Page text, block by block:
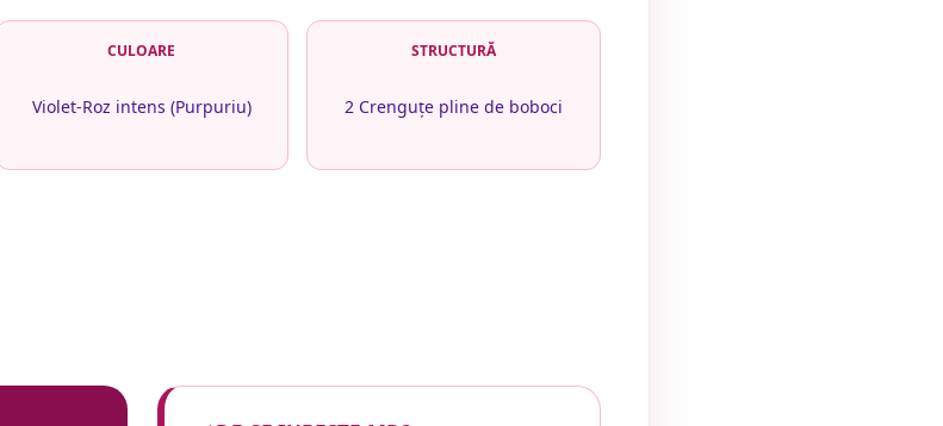
CULOARE
Violet-Roz intens (Purpuriu)
STRUCTURĂ
2 Crenguțe pline de boboci